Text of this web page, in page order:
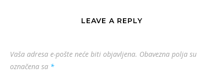
LEAVE A REPLY
Vaša adresa e-pošte neće biti objavljena. Obavezna polja su
označena sa *